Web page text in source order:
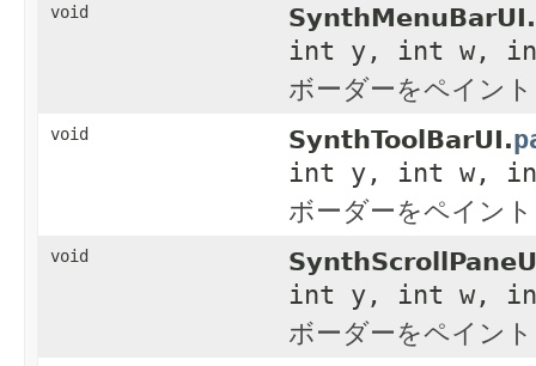
void SynthMenuBarUI.
int y, int w,
ボーダーをペイン
void SynthToolBarUI.
int y, int w,
ボーダーをペイン
void
int y, int w,
ボーダーをペイン